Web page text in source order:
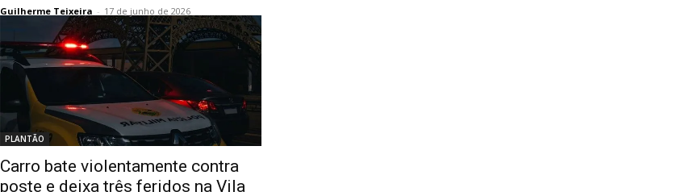
Guilherme Teixeira - 17 de junho de 2026
PLANTÃO
Carro bate violentamente contra
poste e deixa três feridos na Vila